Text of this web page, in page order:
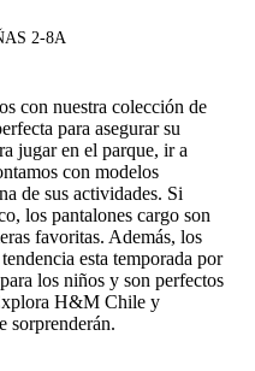
2-8A
con nuestra colección de
para asegurar su
jugar en el parque, ir a
con modelos
de sus actividades. Si
los pantalones cargo son
favoritas. Además, los
esta temporada por
los niños y son perfectos
H&M Chile y
sorprenderán.